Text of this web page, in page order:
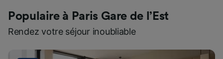
Populaire à Paris Gare de l’Est
Rendez votre séjour inoubliable